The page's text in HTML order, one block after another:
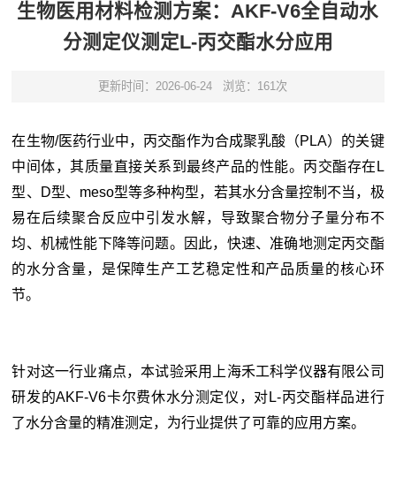
生物医用材料检测方案：AKF-V6全自动水
分测定仪测定L-丙交酯水分应用
更新时间：2026-06-24 浏览：161次
在生物/医药行业中，丙交酯作为合成聚乳酸（PLA）的关键
中间体，其质量直接关系到最终产品的性能。丙交酯存在L
型、D型、meso型等多种构型，若其水分含量控制不当，极
易在后续聚合反应中引发水解，导致聚合物分子量分布不
均、机械性能下降等问题。因此，快速、准确地测定丙交酯
的水分含量，是保障生产工艺稳定性和产品质量的核心环
节。
针对这一行业痛点，本试验采用上海禾工科学仪器有限公司
研发的AKF-V6卡尔费休水分测定仪，对L-丙交酯样品进行
了水分含量的精准测定，为行业提供了可靠的应用方案。